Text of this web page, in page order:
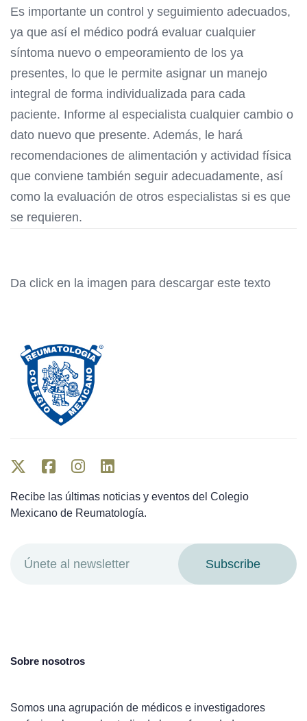
Es importante un control y seguimiento adecuados,
ya que así el médico podrá evaluar cualquier
síntoma nuevo o empeoramiento de los ya
presentes, lo que le permite asignar un manejo
integral de forma individualizada para cada
paciente. Informe al especialista cualquier cambio o
dato nuevo que presente. Además, le hará
recomendaciones de alimentación y actividad física
que conviene también seguir adecuadamente, así
como la evaluación de otros especialistas si es que
se requieren.
Da click en la imagen para descargar este texto
Recibe las últimas noticias y eventos del Colegio
Mexicano de Reumatología.
Subscribe
Sobre nosotros
Somos una agrupación de médicos e investigadores